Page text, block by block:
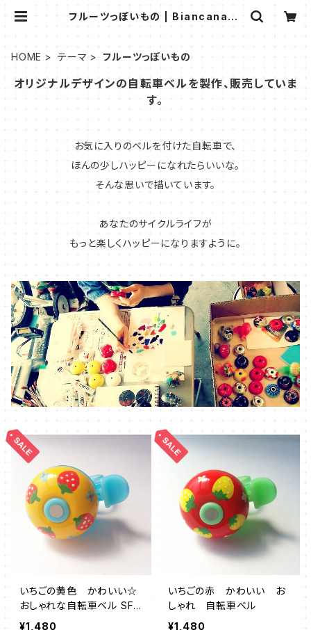
フルーツっぽいもの | Biancanami
HOME テーマ フルーツっぽいもの
オリジナルデザインの自転車ベルを製作、販売していま
す。
お気に入りのベルを付けた自転車で、
ほんの少しハッピーになれたらいいな。
そんな思いで描いています。
あなたのサイクルライフが
もっと楽しくハッピーになりますように。
いちごの黄色 かわいい☆
おしゃれな自転車ベル SFY
01
¥1,480
いちごの赤 かわいい お
しゃれ 自転車ベル
¥1,480